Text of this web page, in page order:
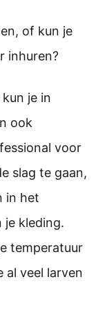
of kun je
inhuren?
je in
ook
voor
slag te gaan,
in het
je kleding.
temperatuur
al veel larven